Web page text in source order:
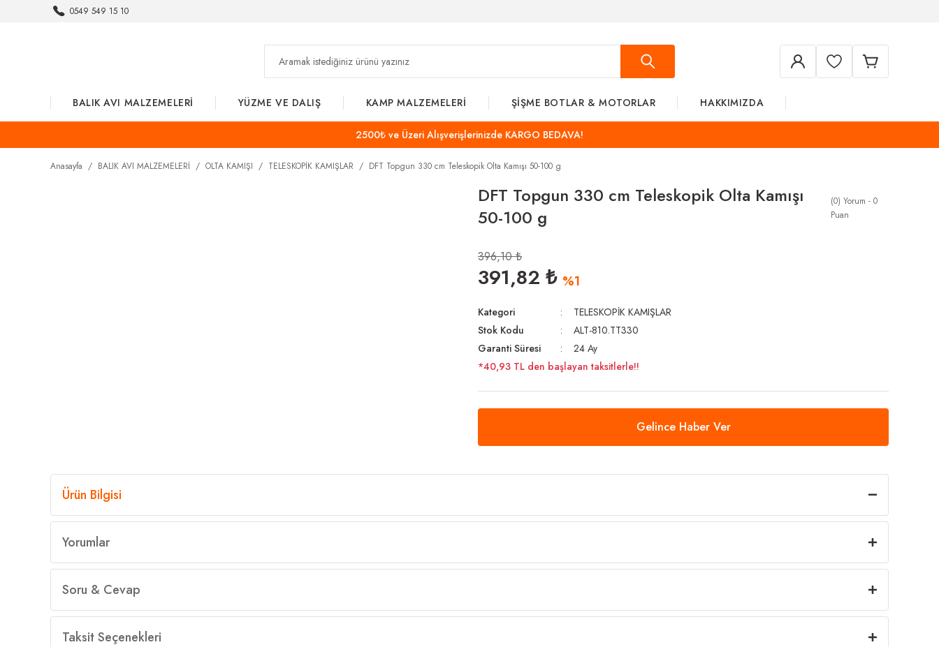
0549 549 15 10
BALIK AVI MALZEMELERİ YÜZME VE DALIŞ KAMP MALZEMELERİ ŞİŞME BOTLAR & MOTORLAR HAKKIMIZDA
2500₺ ve Üzeri Alışverişlerinizde KARGO BEDAVA!
Anasayfa BALIK AVI MALZEMELERİ OLTA KAMIŞI TELESKOPİK KAMIŞLAR DFT Topgun 330 cm Teleskopik Olta Kamışı 50-100 g
DFT Topgun 330 cm Teleskopik Olta Kamışı
50-100 g
(0) Yorum - 0
Puan
396,10 ₺
391,82 ₺ %1
Kategori
TELESKOPİK KAMIŞLAR
Stok Kodu
ALT-810.TT330
Garanti Süresi
24 Ay
*40,93 TL den başlayan taksitlerle!!
Gelince Haber Ver
Ürün Bilgisi
Yorumlar
Soru & Cevap
Taksit Seçenekleri